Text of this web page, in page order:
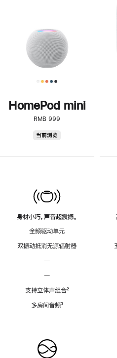
HomePod mini
RMB 999
当前浏览
身材小巧，声音超震撼。
全频驱动单元
双振动抵消无源辐射器
—
—
支持立体声组合脚
²
多房间音频脚
³